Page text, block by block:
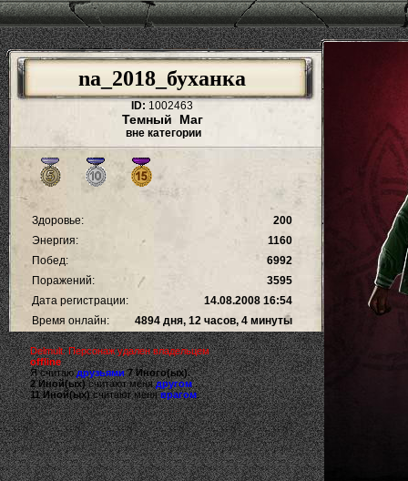
na_2018_буханка
ID: 1002463
Темный Маг
вне категории
Здоровье:
200
Энергия:
1160
Побед:
6992
Поражений:
3595
Дата регистрации:
14.08.2008 16:54
Время онлайн:
4894 дня, 12 часов, 4 минуты
Delmult. Персонаж удален владельцем
offline
Я считаюдрузьями 7 Иного(ых).
2 Иной(ых)считают менядругом .
11 Иной(ых)считают меняврагом.